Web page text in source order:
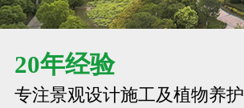
20年经验
专注景观设计施工及植物养护